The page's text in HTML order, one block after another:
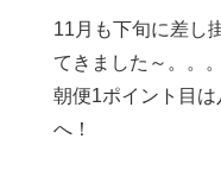
11月も下旬に差し
てきました～。。。
朝便1ポイント目
へ！